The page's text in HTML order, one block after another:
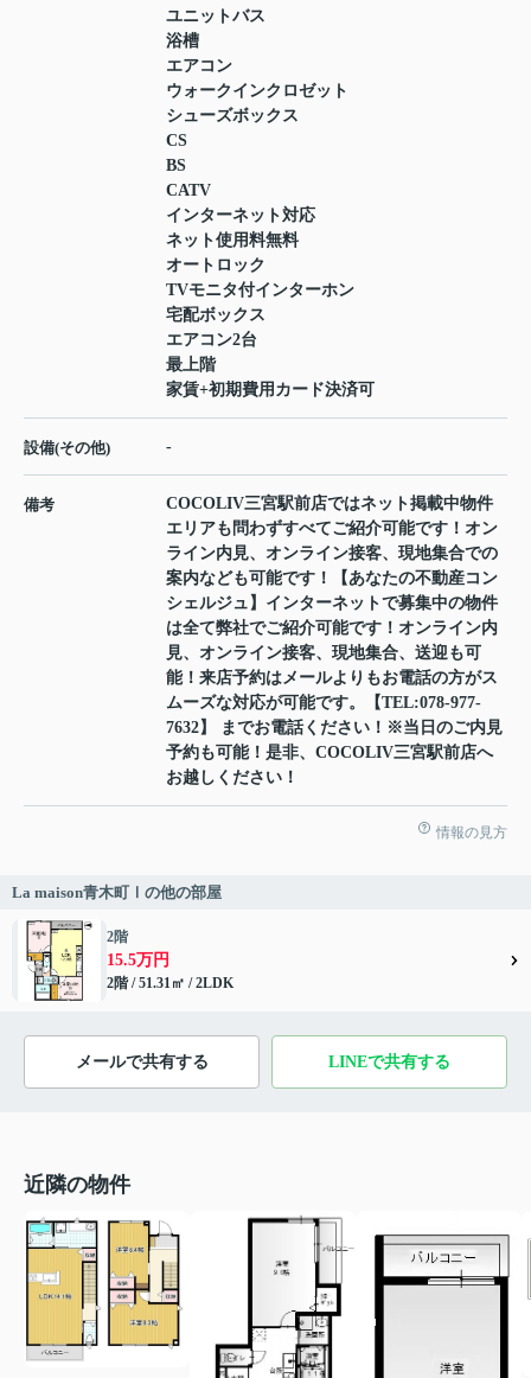
ユニットバス
浴槽
エアコン
ウォークインクロゼット
シューズボックス
CS
BS
CATV
インターネット対応
ネット使用料無料
オートロック
TVモニタ付インターホン
宅配ボックス
エアコン2台
最上階
家賃+初期費用カード決済可
設備(その他) -
備考
COCOLIV三宮駅前店ではネット掲載中物件
エリアも問わずすべてご紹介可能です！オン
ライン内見、オンライン接客、現地集合での
案内なども可能です！【あなたの不動産コン
シェルジュ】インターネットで募集中の物件
は全て弊社でご紹介可能です！オンライン内
見、オンライン接客、現地集合、送迎も可
能！来店予約はメールよりもお電話の方がス
ムーズな対応が可能です。【TEL:078-977-
7632】 までお電話ください！※当日のご内見
予約も可能！是非、COCOLIV三宮駅前店へ
お越しください！
情報の見方
La maison青木町Ⅰの他の部屋
2階
15.5万円
2階 / 51.31㎡ / 2LDK
メールで共有する LINEで共有する
近隣の物件